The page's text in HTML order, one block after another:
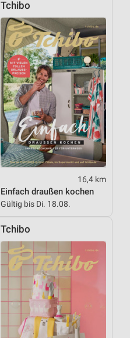
Tchibo
16,4 km
Einfach draußen kochen
Gültig bis Di. 18.08.
Tchibo